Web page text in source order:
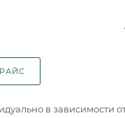
в зависимости